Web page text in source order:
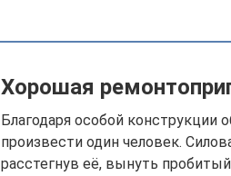
Хорошая
Благодаря особой конструкции
произвести один человек.
расстегнув её, вынуть